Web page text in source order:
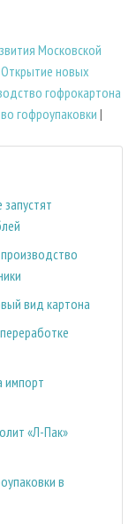
Московской
Открытие новых
гофрокартона
гофроупаковки|
вид картона
импорт
«Л-Пак»
в